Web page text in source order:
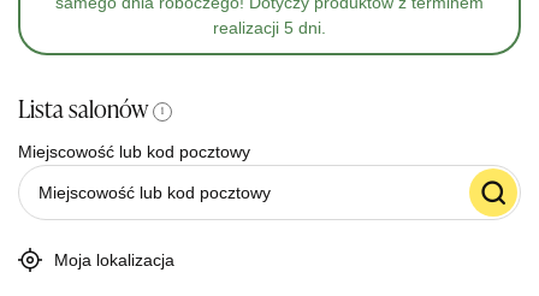
realizacji 5 dni.
Lista salonów i
Miejscowość lub kod pocztowy
Moja lokalizacja